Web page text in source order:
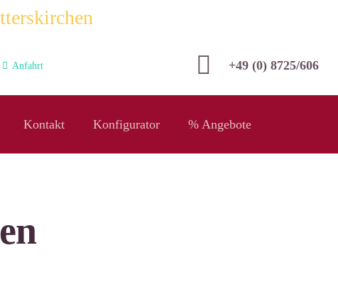
Anfahrt +49 (0) 8725/606
Kontakt Konfigurator % Angebote